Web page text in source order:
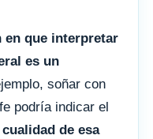
en que interpretar
es un
soñar con
podría indicar el
de esa